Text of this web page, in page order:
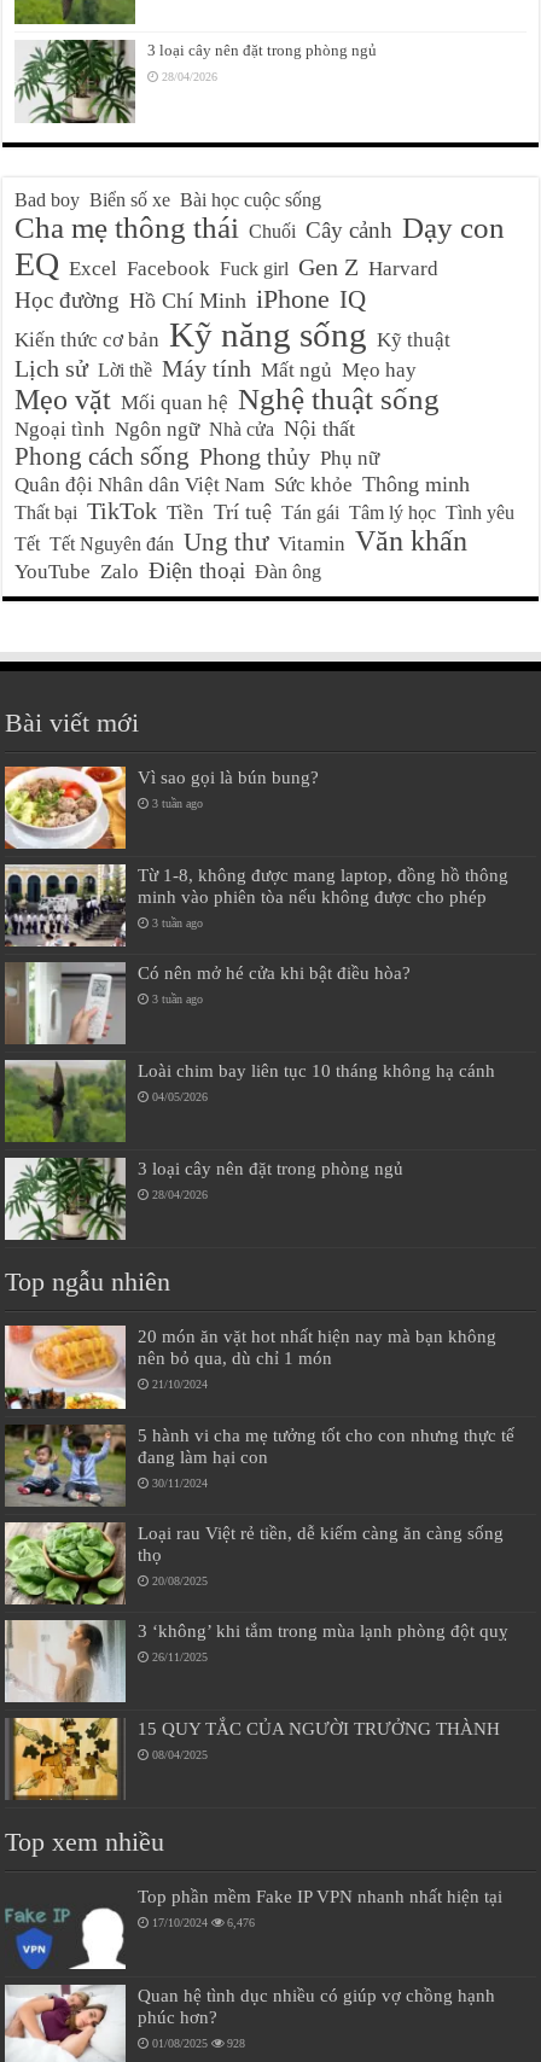
3 loại cây nên đặt trong phòng ngủ
28/04/2026
Bad boy Biển số xe Bài học cuộc sống
Cha mẹ thông thái Chuối Cây cảnh Dạy con
EQ Excel Facebook Fuck girl Gen Z Harvard
Học đường Hồ Chí Minh iPhone IQ
Kiến thức cơ bản Kỹ năng sống Kỹ thuật
Lịch sử Lời thề Máy tính Mất ngủ Mẹo hay
Mẹo vặt Mối quan hệ Nghệ thuật sống
Ngoại tình Ngôn ngữ Nhà cửa Nội thất
Phong cách sống Phong thủy Phụ nữ
Quân đội Nhân dân Việt Nam Sức khỏe Thông minh
Thất bại TikTok Tiền Trí tuệ Tán gái Tâm lý học Tình yêu
Tết Tết Nguyên đán Ung thư Vitamin Văn khấn
YouTube Zalo Điện thoại Đàn ông
Bài viết mới
Vì sao gọi là bún bung?
3 tuần ago
Từ 1-8, không được mang laptop, đồng hồ thông
minh vào phiên tòa nếu không được cho phép
3 tuần ago
Có nên mở hé cửa khi bật điều hòa?
3 tuần ago
Loài chim bay liên tục 10 tháng không hạ cánh
04/05/2026
3 loại cây nên đặt trong phòng ngủ
28/04/2026
Top ngẫu nhiên
20 món ăn vặt hot nhất hiện nay mà bạn không
nên bỏ qua, dù chỉ 1 món
21/10/2024
5 hành vi cha mẹ tưởng tốt cho con nhưng thực tế
đang làm hại con
30/11/2024
Loại rau Việt rẻ tiền, dễ kiếm càng ăn càng sống
thọ
20/08/2025
3 ‘không’ khi tắm trong mùa lạnh phòng đột quỵ
26/11/2025
15 QUY TẮC CỦA NGƯỜI TRƯỞNG THÀNH
08/04/2025
Top xem nhiều
Top phần mềm Fake IP VPN nhanh nhất hiện tại
17/10/2024 6,476
Quan hệ tình dục nhiều có giúp vợ chồng hạnh
phúc hơn?
01/08/2025 928